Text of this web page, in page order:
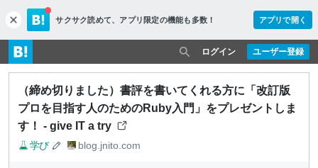
c
l
o
s
e
サクサク読めて、 アプリ限定の機能も多数！ アプリで開く
ユーザー登録
ログイン
（締め切りました）書評を書いてくれる方に「改訂版
プロを目指す人のためのRuby入門」をプレゼントしま
す！ - give IT a try
学び blog.jnito.com